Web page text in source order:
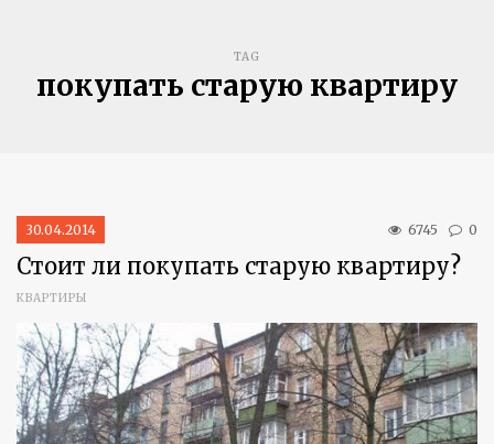
TAG
покупать старую квартиру
30.04.2014 6745 0
Стоит ли покупать старую квартиру?
КВАРТИРЫ